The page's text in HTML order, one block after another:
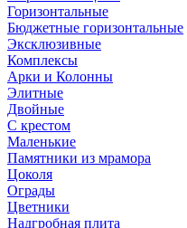
Горизонтальные
Бюджетные горизонтальные
Эксклюзивные
Комплексы
Арки и Колонны
Элитные
Двойные
С крестом
Маленькие
Памятники из мрамора
Цоколя
Ограды
Цветники
Надгробная плита